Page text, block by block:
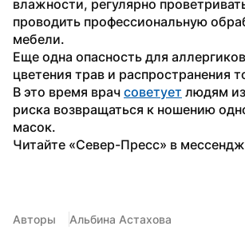
влажности, регулярно
проводить профессиональную
мебели.
Еще одна опасность для
цветения трав и распространения
В это время врач советует людям
риска возвращаться к ношению
масок.
Читайте «Север-Пресс» в
Авторы Альбина Астахова